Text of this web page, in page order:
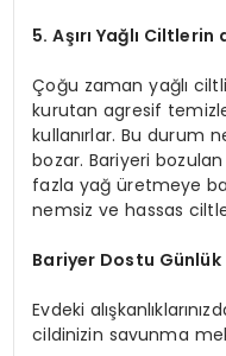
5. Aşırı Yağlı
Çoğu zaman yağlı
kurutan agresif
kullanırlar. Bu durum
bozar. Bariyeri
fazla yağ üretmeye
nemsiz ve hassas
Bariyer Dostu Günlük
Evdeki
cildinizin savunma